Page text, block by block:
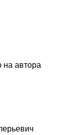
на автора